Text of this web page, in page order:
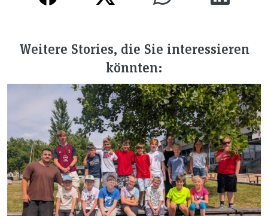
Weitere Stories, die Sie interessieren
könnten: